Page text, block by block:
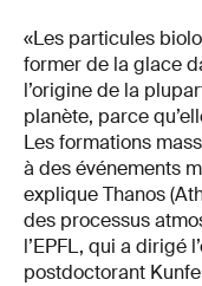
«Les particules
former de la glace
l’origine de la
planète, parce
Les formations
à des événements
explique Thanos
des processus
l’EPFL, qui a dirigé
postdoctorant